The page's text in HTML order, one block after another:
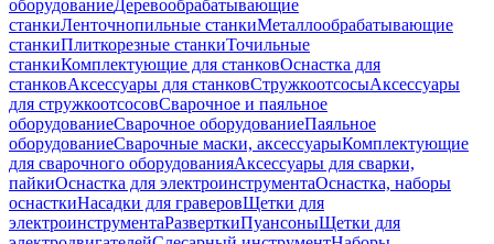
оборудованиеДеревообрабатывающие
станкиЛенточнопильные станкиМеталлообрабатывающие
станкиПлиткорезные станкиТочильные
станкиКомплектующие для станковОснастка для
станковАксессуары для станковСтружкоотсосыАксессуары
для стружкоотсосовСварочное и паяльное
оборудованиеСварочное оборудованиеПаяльное
оборудованиеСварочные маски, аксессуарыКомплектующие
для сварочного оборудованияАксессуары для сварки,
пайкиОснастка для электроинструментаОснастка, наборы
оснасткиНасадки для граверовЩетки для
электроинструментаРазверткиПуансоныЩетки для